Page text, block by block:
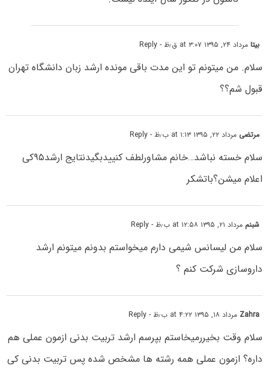
بیتامرداد ۲۴, ۱۳۹۵ at ۳:۰۷ ق٫ظ - Reply
سلام. من میتونم تو این مدت باقی مونده ارشد زبان دانشگاه تهران
قبول شم؟؟
مرتضی مرداد ۲۲, ۱۳۹۵ at ۱:۱۳ ب٫ظ - Reply
سلام خسته نباشد…خانم مشاورلطف کنییدبگیدنتایج ارشد۹۵کی
اعلام میشن؟باتشکر
شبنم مرداد ۲۱, ۱۳۹۵ at ۱۲:۵۸ ب٫ظ - Reply
سلام من لیسانس شیمی دارم میخواستم بدونم میتونم ارشد
داروسازی شرکت کنم ؟
Zahra مرداد ۱۸, ۱۳۹۵ at ۴:۲۲ ب٫ظ - Reply
سلام وقت بخیررمیخاستم بپرسم ارشد تربیت بدنی ازمون عملی هم
داره؟ ازمون عملی همه رشته ها مشخص شده پس تربیت بدنی کی